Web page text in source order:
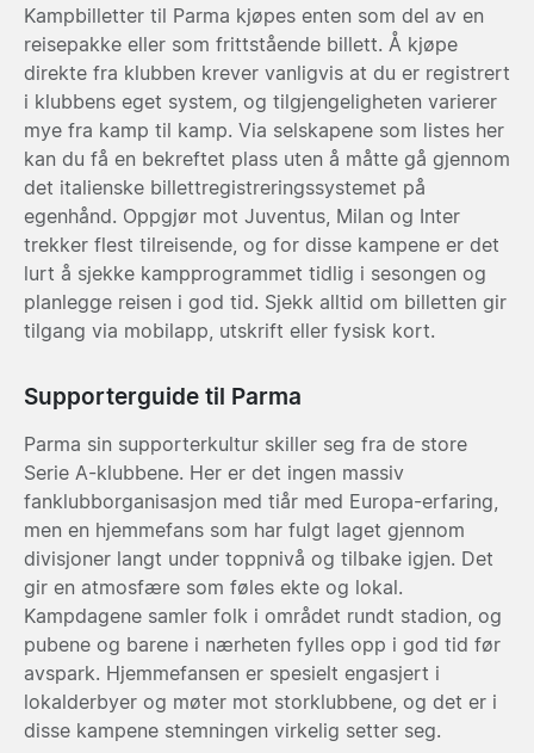
Kampbilletter til Parma kjøpes enten som del av en
reisepakke eller som frittstående billett. Å kjøpe
direkte fra klubben krever vanligvis at du er registrert
i klubbens eget system, og tilgjengeligheten varierer
mye fra kamp til kamp. Via selskapene som listes her
kan du få en bekreftet plass uten å måtte gå gjennom
det italienske billettregistreringssystemet på
egenhånd. Oppgjør mot Juventus, Milan og Inter
trekker flest tilreisende, og for disse kampene er det
lurt å sjekke kampprogrammet tidlig i sesongen og
planlegge reisen i god tid. Sjekk alltid om billetten gir
tilgang via mobilapp, utskrift eller fysisk kort.
Supporterguide til Parma
Parma sin supporterkultur skiller seg fra de store
Serie A-klubbene. Her er det ingen massiv
fanklubborganisasjon med tiår med Europa-erfaring,
men en hjemmefans som har fulgt laget gjennom
divisjoner langt under toppnivå og tilbake igjen. Det
gir en atmosfære som føles ekte og lokal.
Kampdagene samler folk i området rundt stadion, og
pubene og barene i nærheten fylles opp i god tid før
avspark. Hjemmefansen er spesielt engasjert i
lokalderbyer og møter mot storklubbene, og det er i
disse kampene stemningen virkelig setter seg.